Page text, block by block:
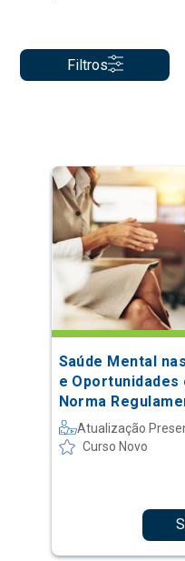
Filtros
Saúde Mental
e Oportunidades
Norma
Prática
Atualização
Curso Novo